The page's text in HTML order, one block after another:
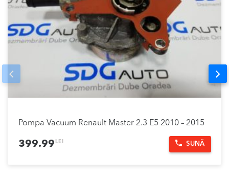
Pompa Vacuum Renault Master 2.3 E5 2010 – 2015
399.99 LEI SUNĂ
Prev